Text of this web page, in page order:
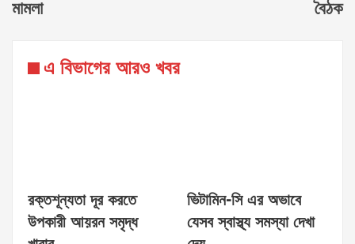
মামলা বৈঠক
এ বিভাগের আরও খবর
রক্তশূন্যতা দূর করতে
উপকারী আয়রন সমৃদ্ধ
ভিটামিন-সি এর অভাবে
যেসব স্বাস্থ্য সমস্যা দেখা